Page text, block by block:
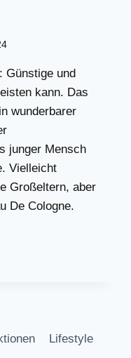
Günstige und
kann. Das
wunderbarer
junger Mensch
Vielleicht
Großeltern, aber
De Cologne.
Lifestyle